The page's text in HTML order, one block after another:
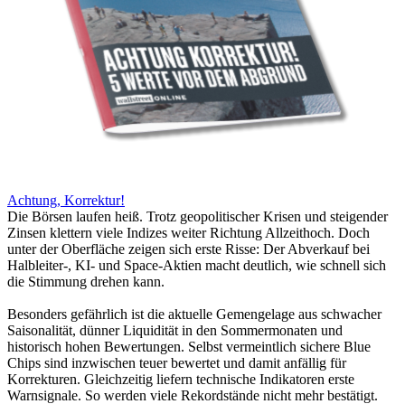
Achtung, Korrektur!
Die Börsen laufen heiß. Trotz geopolitischer Krisen und steigender
Zinsen klettern viele Indizes weiter Richtung Allzeithoch. Doch
unter der Oberfläche zeigen sich erste Risse: Der Abverkauf bei
Halbleiter-, KI- und Space-Aktien macht deutlich, wie schnell sich
die Stimmung drehen kann.
Besonders gefährlich ist die aktuelle Gemengelage aus schwacher
Saisonalität, dünner Liquidität in den Sommermonaten und
historisch hohen Bewertungen. Selbst vermeintlich sichere Blue
Chips sind inzwischen teuer bewertet und damit anfällig für
Korrekturen. Gleichzeitig liefern technische Indikatoren erste
Warnsignale. So werden viele Rekordstände nicht mehr bestätigt.